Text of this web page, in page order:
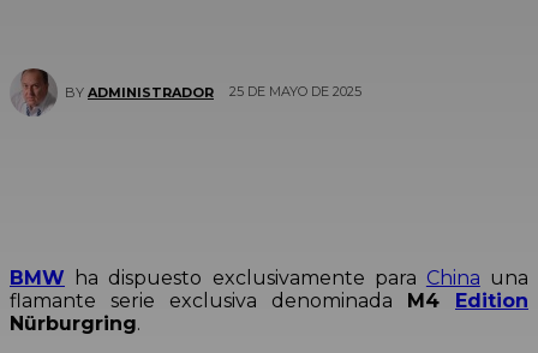
BY ADMINISTRADOR 25 DE MAYO DE 2025
BMW ha dispuesto exclusivamente para China una
flamante serie exclusiva denominada M4 Edition
Nürburgring.